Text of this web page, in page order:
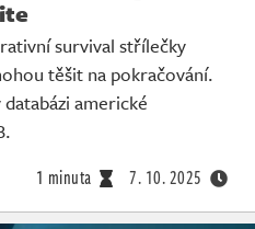
survival střílečky
těšit na pokračování.
americké
1 minuta 7. 10. 2025